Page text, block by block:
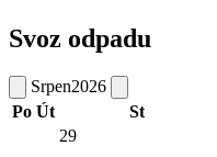
Svoz odpadu
Srpen2026
Po Út St
29